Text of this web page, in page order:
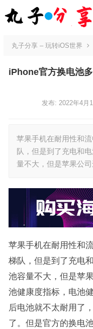
丸子分享 – 玩转iOS世界
iPhone官方换电池
发布: 2022年4月
苹果手机在耐用性和
队，但是到了充电和
量不大，但是苹果公
苹果手机在耐用性和
梯队，但是到了充电
池容量不大，但是苹
池健康度指标，电池
后电池就不太耐用了
了。但是官方的换电